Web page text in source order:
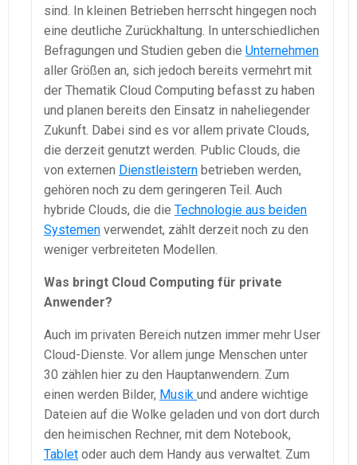
sind. In kleinen Betrieben herrscht hingegen noch
eine deutliche Zurückhaltung. In unterschiedlichen
Befragungen und Studien geben die Unternehmen
aller Größen an, sich jedoch bereits vermehrt mit
der Thematik Cloud Computing befasst zu haben
und planen bereits den Einsatz in naheliegender
Zukunft. Dabei sind es vor allem private Clouds,
die derzeit genutzt werden. Public Clouds, die
von externen Dienstleistern betrieben werden,
gehören noch zu dem geringeren Teil. Auch
hybride Clouds, die die Technologie aus beiden
Systemen verwendet, zählt derzeit noch zu den
weniger verbreiteten Modellen.
Was bringt Cloud Computing für private
Anwender?
Auch im privaten Bereich nutzen immer mehr User
Cloud-Dienste. Vor allem junge Menschen unter
30 zählen hier zu den Hauptanwendern. Zum
einen werden Bilder, Musik und andere wichtige
Dateien auf die Wolke geladen und von dort durch
den heimischen Rechner, mit dem Notebook,
Tablet oder auch dem Handy aus verwaltet. Zum